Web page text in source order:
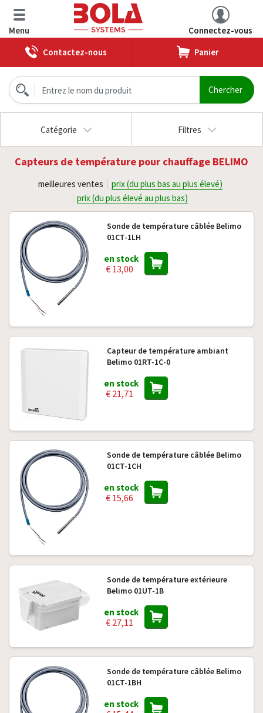
Menu
Connectez-vous
Contactez-nous
Panier
Catégorie Filtres
Capteurs de température pour chauffage BELIMO
meilleures ventes
prix (du plus bas au plus élevé)
prix (du plus élevé au plus bas)
Sonde de température câblée Belimo
01CT-1LH
en stock
€ 13,00
Capteur de température ambiant
Belimo 01RT-1C-0
en stock
€ 21,71
Sonde de température câblée Belimo
01CT-1CH
en stock
€ 15,66
Sonde de température extérieure
Belimo 01UT-1B
en stock
€ 27,11
Sonde de température câblée Belimo
01CT-1BH
en stock